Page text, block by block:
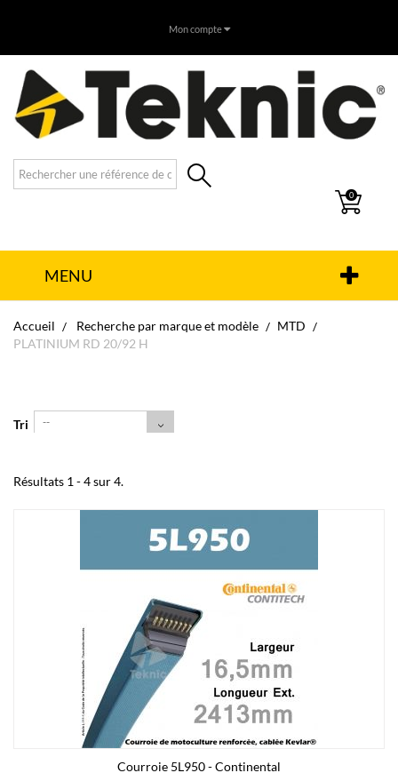
Mon compte
0
MENU
Accueil Recherche par marque et modèle
MTD
PLATINIUM RD 20/92 H
Tri --
Résultats 1 - 4 sur 4.
Courroie 5L950 - Continental